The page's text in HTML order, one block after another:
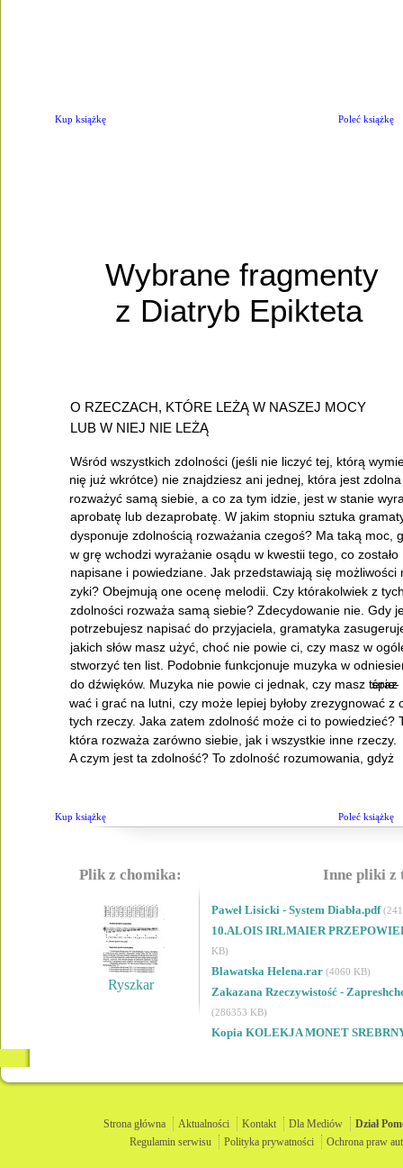
Kup książkę Poleć książkę
Wybrane fragmenty
z Diatryb Epikteta
O RZECZACH, KTÓRE LEŻĄ W NASZEJ MOCY
LUB W NIEJ NIE LEŻĄ
Wśród wszystkich zdolności (jeśli nie liczyć tej, którą
nię już wkrótce) nie znajdziesz ani jednej, która jest zdolna
rozważyć samą siebie, a co za tym idzie, jest w stanie
aprobatę lub dezaprobatę. W jakim stopniu sztuka
dysponuje zdolnością rozważania czegoś? Ma taką moc,
w grę wchodzi wyrażanie osądu w kwestii tego, co zostało
napisane i powiedziane. Jak przedstawiają się możliwości
zyki? Obejmują one ocenę melodii. Czy którakolwiek z
zdolności rozważa samą siebie? Zdecydowanie nie. Gdy
potrzebujesz napisać do przyjaciela, gramatyka
jakich słów masz użyć, choć nie powie ci, czy masz w
stworzyć ten list. Podobnie funkcjonuje muzyka w
do dźwięków. Muzyka nie powie ci jednak, czy masz teraz
śpie-
wać i grać na lutni, czy może lepiej byłoby zrezygnować z
tych rzeczy. Jaka zatem zdolność może ci to powiedzieć?
która rozważa zarówno siebie, jak i wszystkie inne rzeczy.
A czym jest ta zdolność? To zdolność rozumowania, gdyż
Kup książkę Poleć książkę
Plik z chomika:
Ryszkar
Inne pliki z
Paweł Lisicki - System Diabła.pdf
10.ALOIS IRLMAIER
KB)
Blawatska Helena.rar (4060 KB)
Zakazana Rzeczywistość -
(286353 KB)
Kopia KOLEKJA MONET
Strona główna Aktualności Kontakt Dla Mediów Dział
Regulamin serwisu
Polityka prywatności Ochrona praw